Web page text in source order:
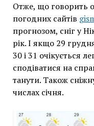
Отже, що говорить
погодних сайтів
прогнозом, сніг у
рік. І якщо 29
30 і 31 очікується
сподіватися на
танути. Також
числах січня.